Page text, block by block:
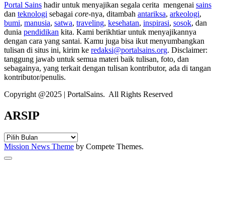
Portal Sains hadir untuk menyajikan segala cerita mengenai sains
dan teknologi sebagai core-nya, ditambah antariksa, arkeologi,
bumi, manusia, satwa, traveling, kesehatan, inspirasi, sosok, dan
dunia pendidikan kita. Kami berikhtiar untuk menyajikannya
dengan cara yang santai. Kamu juga bisa ikut menyumbangkan
tulisan di situs ini, kirim ke redaksi@portalsains.org. Disclaimer:
tanggung jawab untuk semua materi baik tulisan, foto, dan
sebagainya, yang terkait dengan tulisan kontributor, ada di tangan
kontributor/penulis.
Copyright @2025 | PortalSains. All Rights Reserved
ARSIP
ARSIP
Mission News Theme by Compete Themes.
Scroll